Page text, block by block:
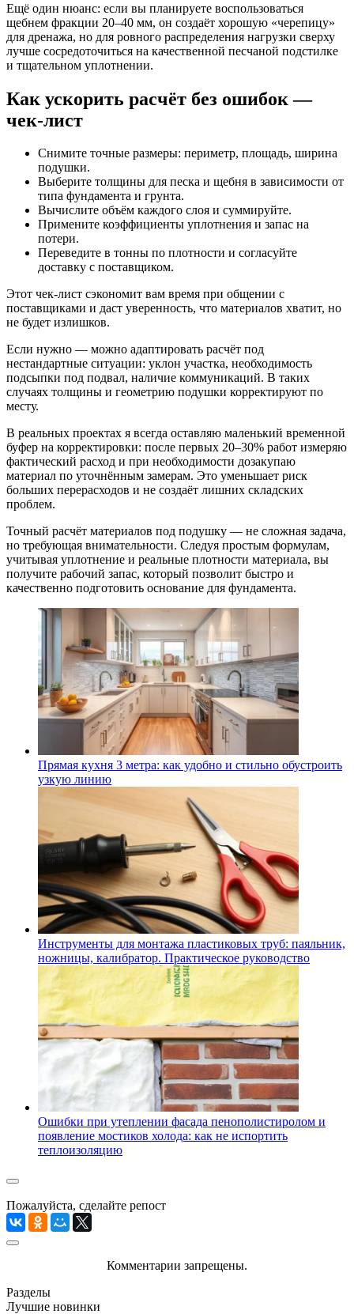
Ещё один нюанс: если вы планируете воспользоваться
щебнем фракции 20–40 мм, он создаёт хорошую «черепицу»
для дренажа, но для ровного распределения нагрузки сверху
лучше сосредоточиться на качественной песчаной подстилке
и тщательном уплотнении.
Как ускорить расчёт без ошибок —
чек-лист
Снимите точные размеры: периметр, площадь, ширина
подушки.
Выберите толщины для песка и щебня в зависимости от
типа фундамента и грунта.
Вычислите объём каждого слоя и суммируйте.
Примените коэффициенты уплотнения и запас на
потери.
Переведите в тонны по плотности и согласуйте
доставку с поставщиком.
Этот чек-лист сэкономит вам время при общении с
поставщиками и даст уверенность, что материалов хватит, но
не будет излишков.
Если нужно — можно адаптировать расчёт под
нестандартные ситуации: уклон участка, необходимость
подсыпки под подвал, наличие коммуникаций. В таких
случаях толщины и геометрию подушки корректируют по
месту.
В реальных проектах я всегда оставляю маленький временной
буфер на корректировки: после первых 20–30% работ измеряю
фактический расход и при необходимости дозакупаю
материал по уточнённым замерам. Это уменьшает риск
больших перерасходов и не создаёт лишних складских
проблем.
Точный расчёт материалов под подушку — не сложная задача,
но требующая внимательности. Следуя простым формулам,
учитывая уплотнение и реальные плотности материала, вы
получите рабочий запас, который позволит быстро и
качественно подготовить основание для фундамента.
Прямая кухня 3 метра: как удобно и стильно обустроить
узкую линию
Инструменты для монтажа пластиковых труб: паяльник,
ножницы, калибратор. Практическое руководство
Ошибки при утеплении фасада пенополистиролом и
появление мостиков холода: как не испортить
теплоизоляцию
Пожалуйста, сделайте репост
Комментарии запрещены.
Разделы
Лучшие новинки